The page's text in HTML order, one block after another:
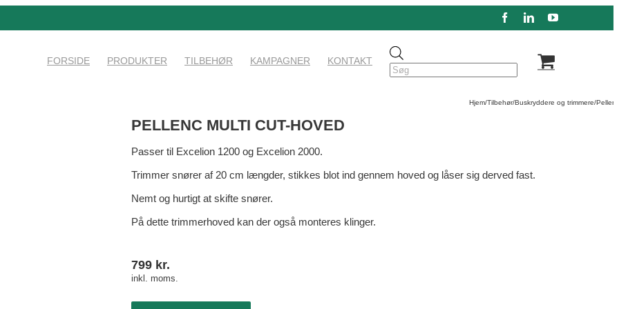
FacebookLinkedInYouTube
FORSIDE PRODUKTER TILBEHØR KAMPAGNER KONTAKT
search
Hjem/Tilbehør/Buskryddere og trimmere/
PELLENC MULTI CUT-HOVED
Passer til Excelion 1200 og Excelion 2000.
Trimmer snører af 20 cm længder, stikkes blot ind gennem hoved og låser sig derved fast.
Nemt og hurtigt at skifte snører.
På dette trimmerhoved kan der også monteres klinger.
799 kr.
inkl. moms.